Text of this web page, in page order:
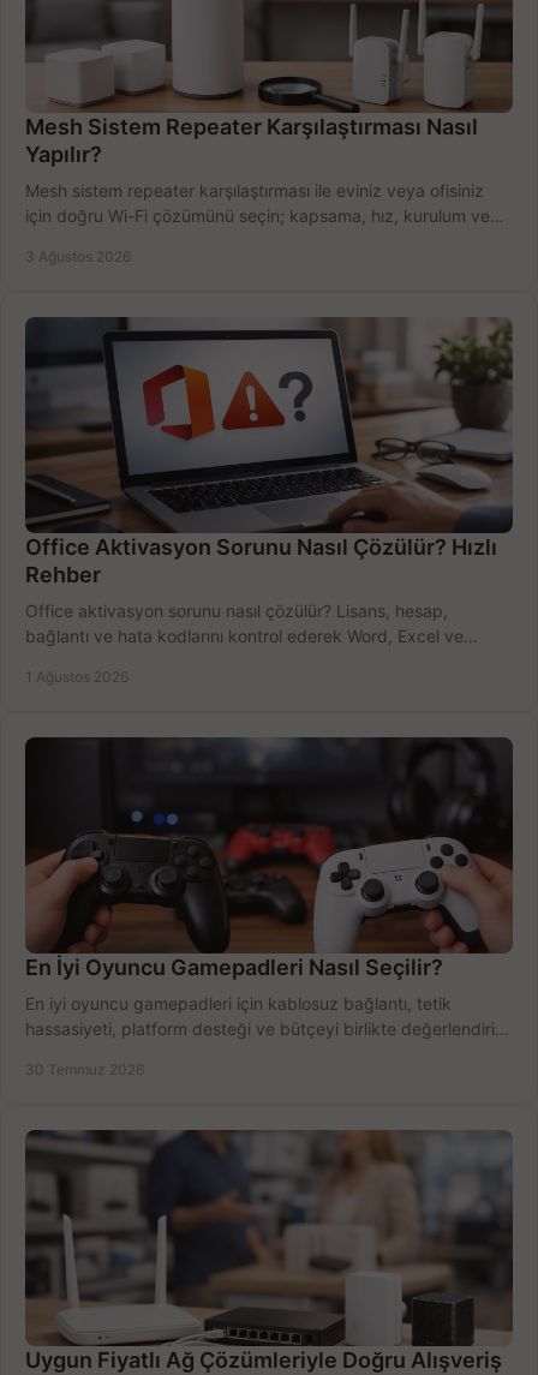
Mesh Sistem Repeater Karşılaştırması Nasıl
Yapılır?
Mesh sistem repeater karşılaştırması ile eviniz veya ofisiniz
için doğru Wi-Fi çözümünü seçin; kapsama, hız, kurulum ve
3 Ağustos 2026
Office Aktivasyon Sorunu Nasıl Çözülür? Hızlı
Rehber
Office aktivasyon sorunu nasıl çözülür? Lisans, hesap,
bağlantı ve hata kodlarını kontrol ederek Word, Excel ve
1 Ağustos 2026
En İyi Oyuncu Gamepadleri Nasıl Seçilir?
En iyi oyuncu gamepadleri için kablosuz bağlantı, tetik
hassasiyeti, platform desteği ve bütçeyi birlikte değerlendirin;
30 Temmuz 2026
Uygun Fiyatlı Ağ Çözümleriyle Doğru Alışveriş